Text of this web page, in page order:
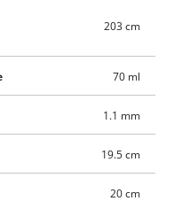
para una larga vida útil. El
podadora también cuenta
mayor seguridad. La cadena
203 cm
70 ml
1.1 mm
19.5 cm
20 cm